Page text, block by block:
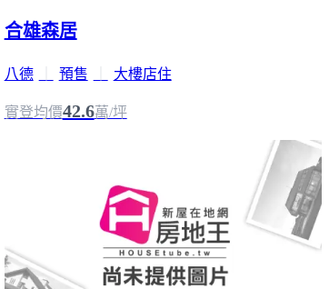
合雄森居
八德 預售 大樓店住
實登均價42.6萬/坪